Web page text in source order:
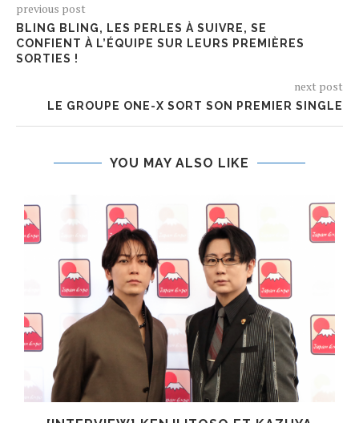
previous post
BLING BLING, LES PERLES À SUIVRE, SE
CONFIENT À L’ÉQUIPE SUR LEURS PREMIÈRES
SORTIES !
next post
LE GROUPE ONE-X SORT SON PREMIER SINGLE
YOU MAY ALSO LIKE